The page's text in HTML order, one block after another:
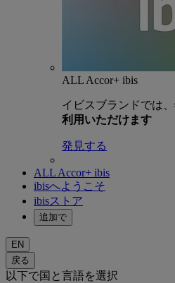
ALL Accor+ ibis
イビスブランドでは、
利用いただけます
発見する
ALL Accor+ ibis
ibisへようこそ
ibisストア
追加で
EN
戻る
以下で国と言語を選択